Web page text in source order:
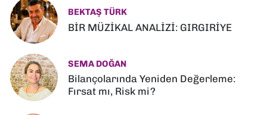
BEKTAŞ TÜRK
BİR MÜZİKAL ANALİZİ: GIRGIRİYE
SEMA DOĞAN
Bilançolarında Yeniden Değerleme:
Fırsat mı, Risk mi?